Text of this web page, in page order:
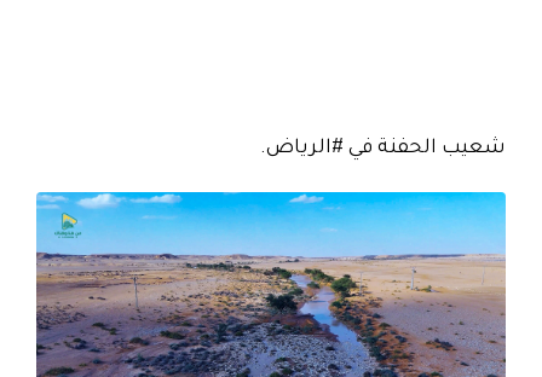
شعيب الحفنة في #الرياض.